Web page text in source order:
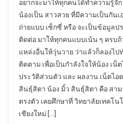
อยากจะมาให้ทุกคนได้ทำความรู้จั
น้องเป็น สาวสวย ที่มีความเป็นกันเ
ถ่ายแบบ เซ็กซี่ หรือ จะเป็นข้อมูลป
ติดต่อ มาให้ทุกคนแบบเน้น ๆ ครบ
แหล่งอื่นให้วุ่นวาย ว่าแล้วก็ลองไป
ติดตาม เพื่อเป็นกำลังใจให้น้อง เน็
ประวัติส่วนตัว และ ผลงาน เน็ตไอ
สินธุ์สิตา น้อง มิ้ว สินธุ์สิตา คือ สาม
ตรงตัว เคยศึกษาที่ วิทยาลัยเทคโ
เชียงใหม่ […]